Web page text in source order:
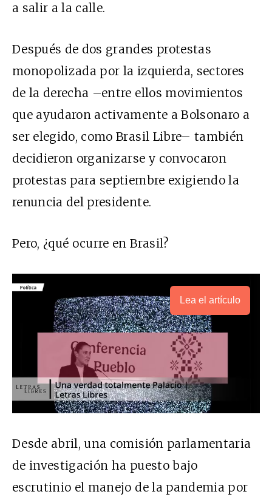
a salir a la calle.
Después de dos grandes protestas
monopolizada por la izquierda, sectores
de la derecha –entre ellos movimientos
que ayudaron activamente a Bolsonaro a
ser elegido, como Brasil Libre– también
decidieron organizarse y convocaron
protestas para septiembre exigiendo la
renuncia del presidente.
Pero, ¿qué ocurre en Brasil?
Lea el artículo
Desde abril, una comisión parlamentaria
de investigación ha puesto bajo
escrutinio el manejo de la pandemia por